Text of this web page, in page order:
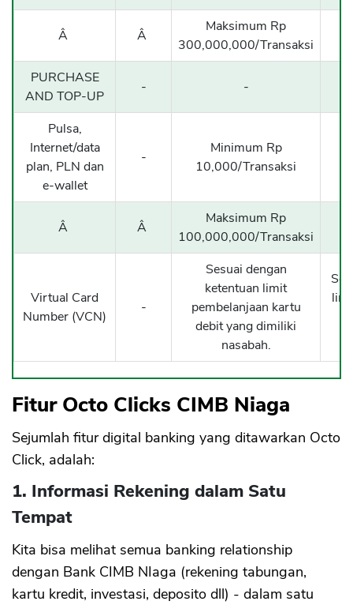
Â Â
Maksimum Rp
300,000,000/Transaksi
PURCHASE
AND TOP-UP
- -
Pulsa,
Internet/data
plan, PLN dan
e-wallet
-
Minimum Rp
10,000/Transaksi
Â Â
Maksimum Rp
100,000,000/Transaksi
Virtual Card
Number (VCN)
-
Sesuai dengan
ketentuan limit
pembelanjaan kartu
debit yang dimiliki
nasabah.
Fitur Octo Clicks CIMB Niaga
Sejumlah fitur digital banking yang ditawarkan Octo
Click, adalah:
1. Informasi Rekening dalam Satu
Tempat
Kita bisa melihat semua banking relationship
dengan Bank CIMB NIaga (rekening tabungan,
kartu kredit, investasi, deposito dll) - dalam satu